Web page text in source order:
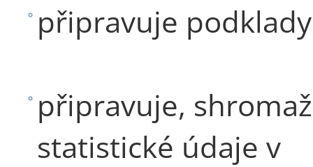
připravuje
připravuje,
statistické údaje v